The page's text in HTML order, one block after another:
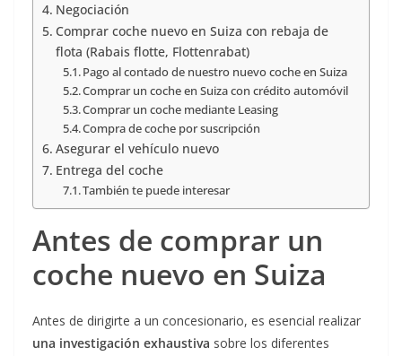
Negociación
Comprar coche nuevo en Suiza con rebaja de
flota (Rabais flotte, Flottenrabat)
Pago al contado de nuestro nuevo coche en Suiza
Comprar un coche en Suiza con crédito automóvil
Comprar un coche mediante Leasing
Compra de coche por suscripción
Asegurar el vehículo nuevo
Entrega del coche
También te puede interesar
Antes de comprar un
coche nuevo en Suiza
Antes de dirigirte a un concesionario, es esencial realizar
una investigación exhaustiva sobre los diferentes